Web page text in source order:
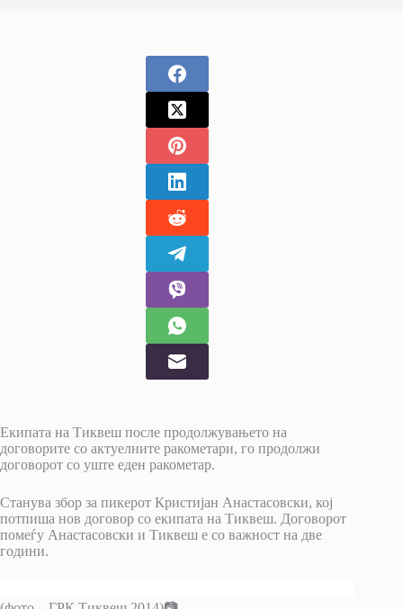
Екипата на Тиквеш после продолжувањето на
договорите со актуелните ракометари, го продолжи
договорот со уште еден ракометар.
Станува збор за пикерот Кристијан Анастасовски, кој
потпиша нов договор со екипата на Тиквеш. Договорот
помеѓу Анастасовски и Тиквеш е со важност на две
години.